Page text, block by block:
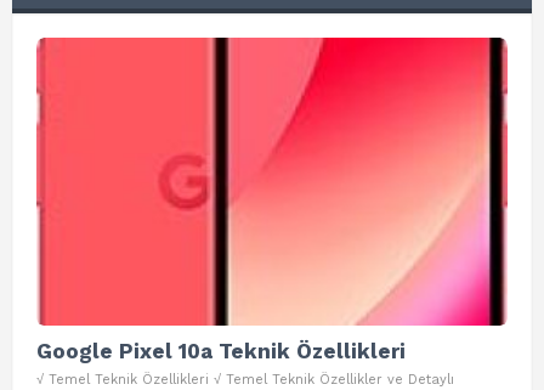
Google Pixel 10a Teknik Özellikleri
√ Temel Teknik Özellikleri √ Temel Teknik Özellikler ve Detaylı